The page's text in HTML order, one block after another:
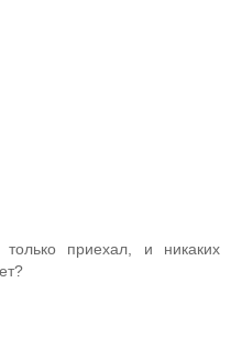
приехал, и никаких